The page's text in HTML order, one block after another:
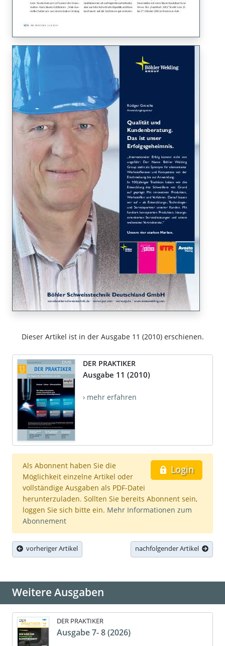
Dieser Artikel ist in der Ausgabe 11 (2010) erschienen.
DER PRAKTIKER
Ausgabe 11 (2010)
› mehr erfahren
Login
Als Abonnent haben Sie die
Möglichkeit einzelne Artikel oder
vollständige Ausgaben als PDF-Datei
herunterzuladen. Sollten Sie bereits Abonnent sein,
loggen Sie sich bitte ein. Mehr Informationen zum
Abonnement
vorheriger Artikel nachfolgender Artikel
Weitere Ausgaben
DER PRAKTIKER
Ausgabe 7- 8 (2026)